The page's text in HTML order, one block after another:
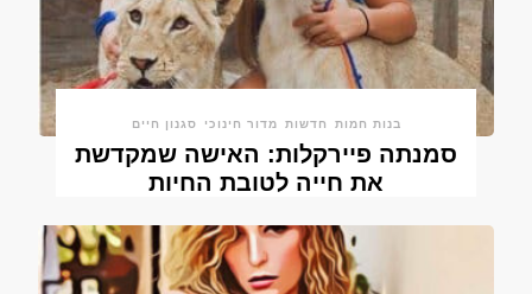
בנות חמות חדשות מדור חינוכי סגנון חיים
סמנתה פיירקלות: האישה שמקדשת
את חייה לטובת החיות